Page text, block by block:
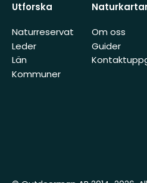
Utforska
Naturreservat
Leder
Län
Kommuner
Om oss
Guider